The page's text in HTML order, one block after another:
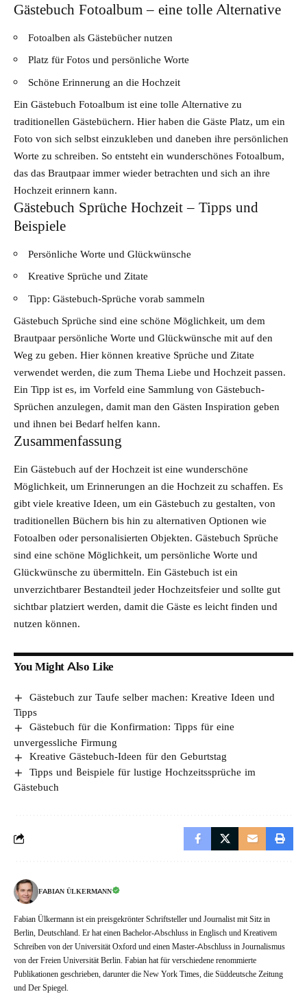
Gästebuch Fotoalbum – eine tolle Alternative
Fotoalben als Gästebücher nutzen
Platz für Fotos und persönliche Worte
Schöne Erinnerung an die Hochzeit
Ein Gästebuch Fotoalbum ist eine tolle Alternative zu
traditionellen Gästebüchern. Hier haben die Gäste Platz, um ein
Foto von sich selbst einzukleben und daneben ihre persönlichen
Worte zu schreiben. So entsteht ein wunderschönes Fotoalbum,
das das Brautpaar immer wieder betrachten und sich an ihre
Hochzeit erinnern kann.
Gästebuch Sprüche Hochzeit – Tipps und
Beispiele
Persönliche Worte und Glückwünsche
Kreative Sprüche und Zitate
Tipp: Gästebuch-Sprüche vorab sammeln
Gästebuch Sprüche sind eine schöne Möglichkeit, um dem
Brautpaar persönliche Worte und Glückwünsche mit auf den
Weg zu geben. Hier können kreative Sprüche und Zitate
verwendet werden, die zum Thema Liebe und Hochzeit passen.
Ein Tipp ist es, im Vorfeld eine Sammlung von Gästebuch-
Sprüchen anzulegen, damit man den Gästen Inspiration geben
und ihnen bei Bedarf helfen kann.
Zusammenfassung
Ein Gästebuch auf der Hochzeit ist eine wunderschöne
Möglichkeit, um Erinnerungen an die Hochzeit zu schaffen. Es
gibt viele kreative Ideen, um ein Gästebuch zu gestalten, von
traditionellen Büchern bis hin zu alternativen Optionen wie
Fotoalben oder personalisierten Objekten. Gästebuch Sprüche
sind eine schöne Möglichkeit, um persönliche Worte und
Glückwünsche zu übermitteln. Ein Gästebuch ist ein
unverzichtbarer Bestandteil jeder Hochzeitsfeier und sollte gut
sichtbar platziert werden, damit die Gäste es leicht finden und
nutzen können.
You Might Also Like
Gästebuch zur Taufe selber machen: Kreative Ideen und
Tipps
Gästebuch für die Konfirmation: Tipps für eine
unvergessliche Firmung
Kreative Gästebuch-Ideen für den Geburtstag
Tipps und Beispiele für lustige Hochzeitssprüche im
Gästebuch
FABIAN ÜLKERMANN
Fabian Ülkermann ist ein preisgekrönter Schriftsteller und Journalist mit Sitz in
Berlin, Deutschland. Er hat einen Bachelor-Abschluss in Englisch und Kreativem
Schreiben von der Universität Oxford und einen Master-Abschluss in Journalismus
von der Freien Universität Berlin. Fabian hat für verschiedene renommierte
Publikationen geschrieben, darunter die New York Times, die Süddeutsche Zeitung
und Der Spiegel.